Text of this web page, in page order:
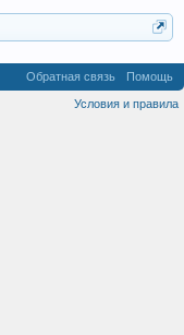
Обратная связь Помощь
Условия и правила